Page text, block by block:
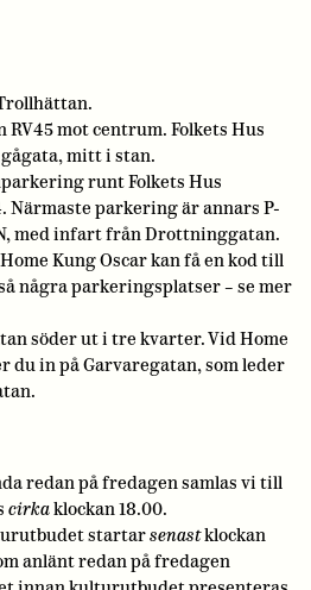
RV45 mot centrum. Folkets Hus
mitt i stan.
runt Folkets Hus
Närmaste parkering är annars P-
med infart från Drottninggatan.
Kung Oscar kan få en kod till
några parkeringsplatser – se mer
söder ut i tre kvarter. Vid Home
du in på Garvaregatan, som leder
redan på fredagen samlas vi till
cirkaklockan 18.00.
startarsenastklockan
anlänt redan på fredagen